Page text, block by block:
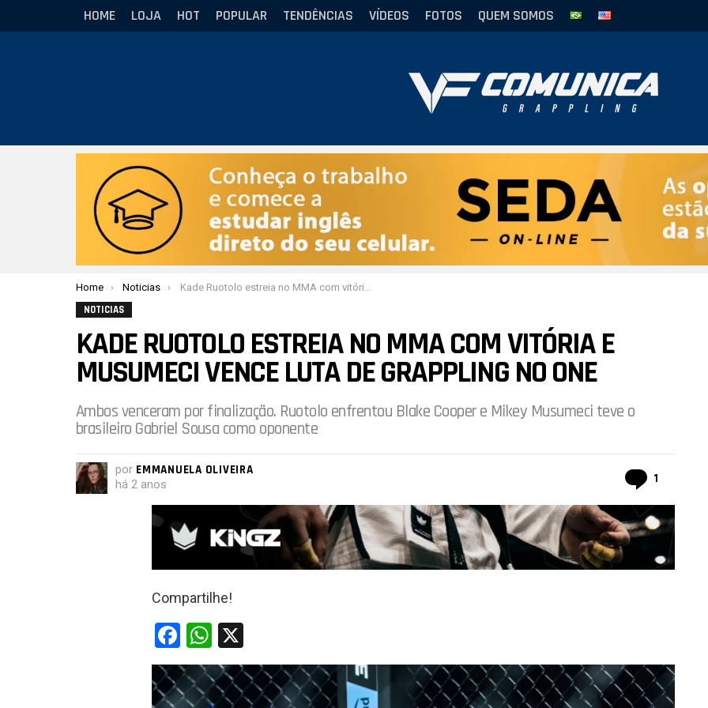
HOME LOJA HOT POPULAR TENDÊNCIAS VÍDEOS FOTOS QUEM SOMOS
Você está aqui:
Home Noticias Kade Ruotolo estreia no MMA com vitória e Musumeci vence luta de grappling no ONE
NOTICIAS
KADE RUOTOLO ESTREIA NO MMA COM VITÓRIA E
MUSUMECI VENCE LUTA DE GRAPPLING NO ONE
Ambos venceram por finalização. Ruotolo enfrentou Blake Cooper e Mikey Musumeci teve o
brasileiro Gabriel Sousa como oponente
por EMMANUELA OLIVEIRA
há 2 anos 1
Compartilhe!
F
a
ce
W
h
at